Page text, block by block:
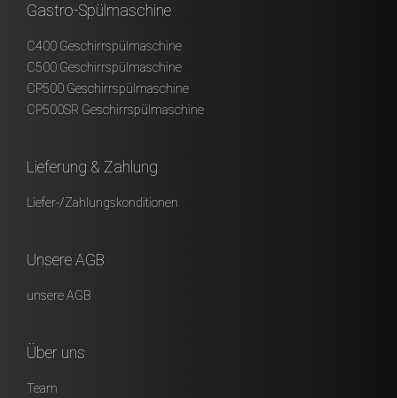
Gastro-Spülmaschine
C400 Geschirrspülmaschine
C500 Geschirrspülmaschine
CP500 Geschirrspülmaschine
CP500SR Geschirrspülmaschine
Lieferung & Zahlung
Liefer-/Zahlungskonditionen
Unsere AGB
unsere AGB
Über uns
Team